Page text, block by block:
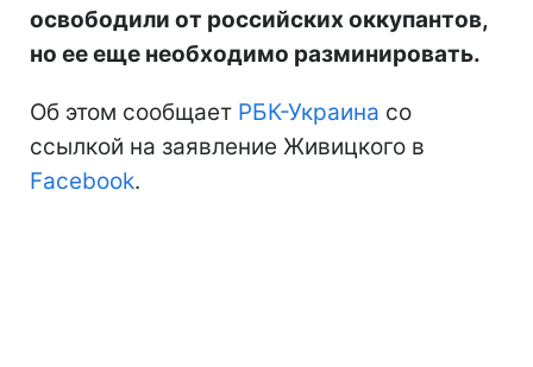
освободили от российских оккупантов,
но ее еще необходимо разминировать.
Об этом сообщает РБК-Украина со
ссылкой на заявление Живицкого в
Facebook.